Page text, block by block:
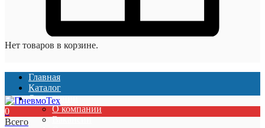
Нет товаров в корзине.
Главная
Каталог
О компании
О компании
Вакансии
0
Всего